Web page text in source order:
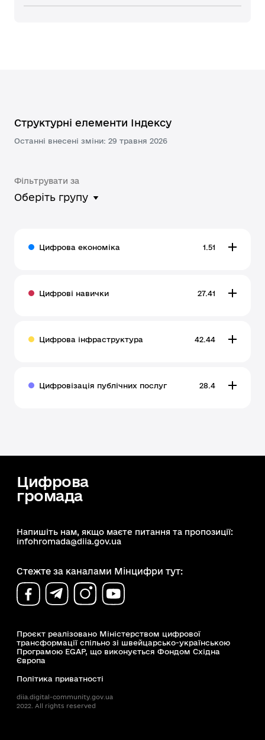
Структурні елементи Індексу
Останні внесені зміни: 29 травня 2026
Фільтрувати за
Оберіть групу
Цифрова економіка 1.51
Цифрові навички 27.41
Цифрова інфраструктура 42.44
Цифровізація публічних послуг 28.4
Цифрова
громада
Напишіть нам, якщо маєте питання та пропозиції:
infohromada@diia.gov.ua
Стежте за каналами Мінцифри тут:
Проєкт реалізовано Міністерством цифрової
трансформації спільно зі швейцарсько-українською
Програмою EGAP, що виконується Фондом Східна
Європа
Політика приватності
diia.digital-community.gov.ua
2022. All rights reserved